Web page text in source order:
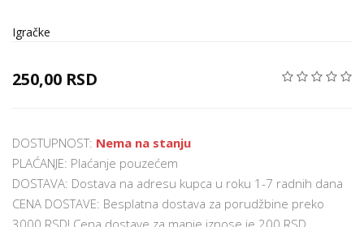
Igračke
250,00 RSD
DOSTUPNOST: Nema na stanju
PLAĆANJE: Plaćanje pouzećem
DOSTAVA: Dostava na adresu kupca u roku 1-7 radnih dana
CENA DOSTAVE: Besplatna dostava za porudžbine preko